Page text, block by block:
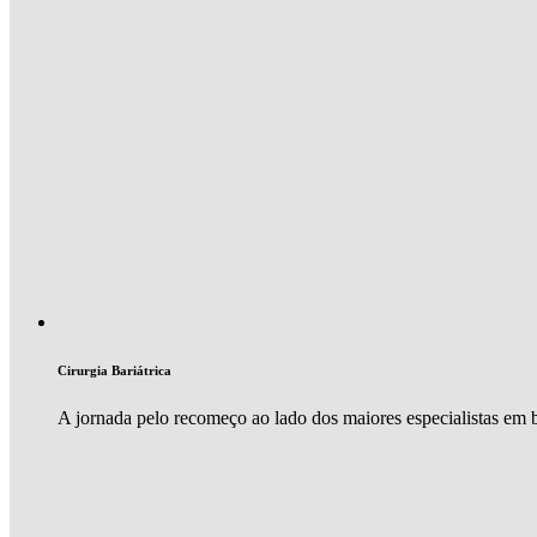
Cirurgia Bariátrica
A jornada pelo recomeço ao lado dos maiores especialistas em